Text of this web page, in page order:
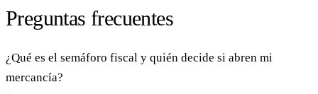
Preguntas frecuentes
¿Qué es el semáforo fiscal y quién decide si abren mi
mercancía?